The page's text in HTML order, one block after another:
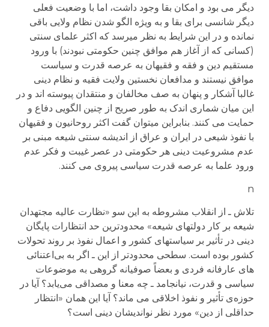
دیگر می بود و امکان بقا وجود داشت، اما با وضعیت فعلی
دیگر شانسی برای بقا و به ویژه الگو شدن نظام ولایی باقی
نمانده و در این شرایط به نظر می­رسد که اکثر علمای سنتی
(کسانی که از آغاز هم موافق چنین حکومتی نبودند) با ورود
مستقیم دین و فقه و فقیهان به عرصه قدرت و سیاست
موافق نیستند و مدافعان نخستین ولایت فقیه و نظام دینی
غالبا آشکار و پنهان به صف مخالفان و منتقدان پیوسته اند و در
این میان شماری اندک به طور صریح از چنین الگویی دفاع و
حمایت می کنند. بنابراین می­توان گفت اکثر روحانیون و فقیهان
با نفوذ شیعی در ایران و عراق از اندیشه سنتی شیعه مبنی بر
عدم مشروعیت دینی هر حکومتی در عصر غیبت و فکر عدم
ورود علما به عرصه قدرت سیاسی پیروی می کنند.
n
تلاش ـ از انقلاب مشروطه به اين سو «نظارت عالیه مجتهدان
شیعه بر کار دولت­های شیعه» محدودترين حد انتظارات پايگان
دينی در تأثير بر سياستهای کشور و اعمال نفوذ بر روند تحولات
کشور بوده است. سطحی محدودتر از اين ـ اگر به بی‌اعتنائی
های عارفانه فردی و بعضاً صوفيانه گروهی به موضوعات
سياسی و قدرت، نيانجامد ـ چه معنا و مصداقی می‌يابد؟ آيا در
حوزه‌ی تأثير و نفوذ اخلاقی می ماند؟ آيا اين همان «انتظار
حداقلی از دين» مورد نظر نوانديشان دينی است؟